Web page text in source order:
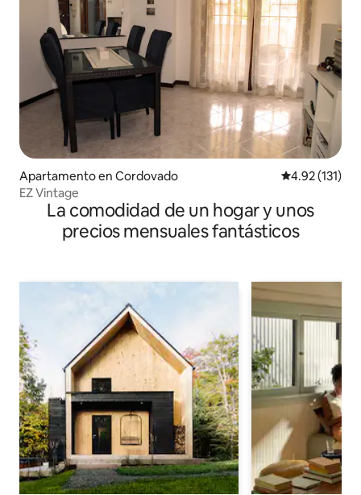
Apartamento en Cordovado Calificación
4.92 (131)
EZ Vintage
La comodidad de un hogar y unos
precios mensuales fantásticos